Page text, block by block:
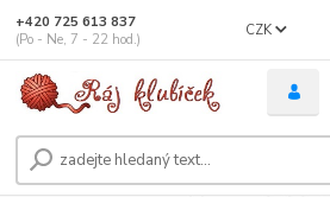
CZK
+420 725 613 837
(Po - Ne, 7 - 22 hod.)